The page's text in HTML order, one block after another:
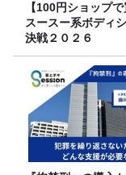
【100円ショップで
スースー系ボディ
決戦２０２６